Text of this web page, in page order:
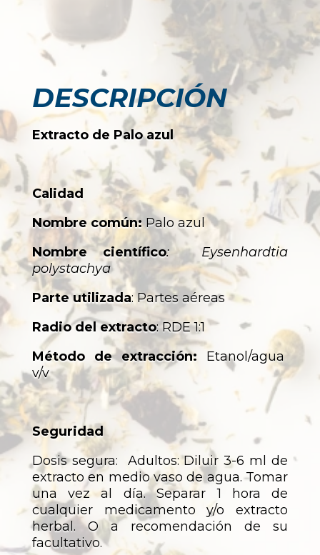
DESCRIPCIÓN
Extracto de Palo azul
Calidad
Nombre común:Palo azul
Nombre científico: Eysenhardtia
polystachya
Parte utilizada: Partes aéreas
Radio del extracto: RDE 1:1
Método de extracción: Etanol/agua
v/v
Seguridad
Dosis segura: Adultos: Diluir 3-6 ml de
extracto en medio vaso de agua. Tomar
una vez al día. Separar 1 hora de
cualquier medicamento y/o extracto
herbal. O a recomendación de su
facultativo.